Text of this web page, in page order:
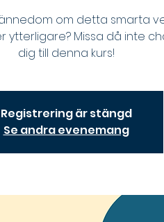
om detta smarta
ytterligare? Missa då inte
dig till denna kurs!
Registrering är stängd
Se andra evenemang